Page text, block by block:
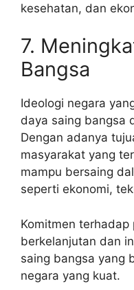
kesehatan, dan
7.
Bangsa
Ideologi negara
daya saing bangsa
Dengan adanya
masyarakat yang
mampu bersaing
seperti ekonomi,
Komitmen terhadap
berkelanjutan dan
saing bangsa yang
negara yang kuat.